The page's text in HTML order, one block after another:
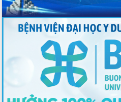
Phó Chủ tịch Thường trực UBND tỉnh
Hồ Thị Nguyên Thảo làm việc tại Trung
tâm Phục vụ hành chính công xã Ea
Xây dựng nền hành chính số đồng
hành cùng nông dân dân, doanh nghiệp
Giai đoạn 2026-2030, Đắk Lắk phấn
đấu có 77% xã đạt chuẩn nông thôn